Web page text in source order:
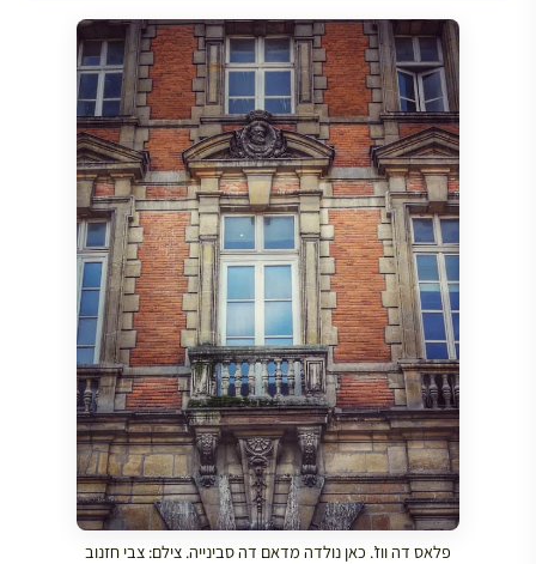
פלאס דה ווז’. כאן נולדה מדאם דה סבינייה. צילם: צבי חזנוב